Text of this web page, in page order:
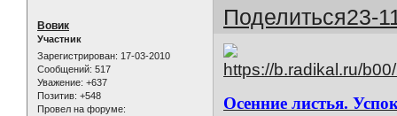
Поделиться23-
Вовик
Участник
Зарегистрирован: 17-03-2010
Сообщений: 517
Уважение: +637
Позитив: +548
Провел на форуме:
Осенние листья.